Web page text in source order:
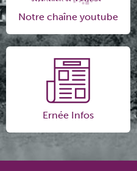
Notre chaîne youtube
Ernée Infos